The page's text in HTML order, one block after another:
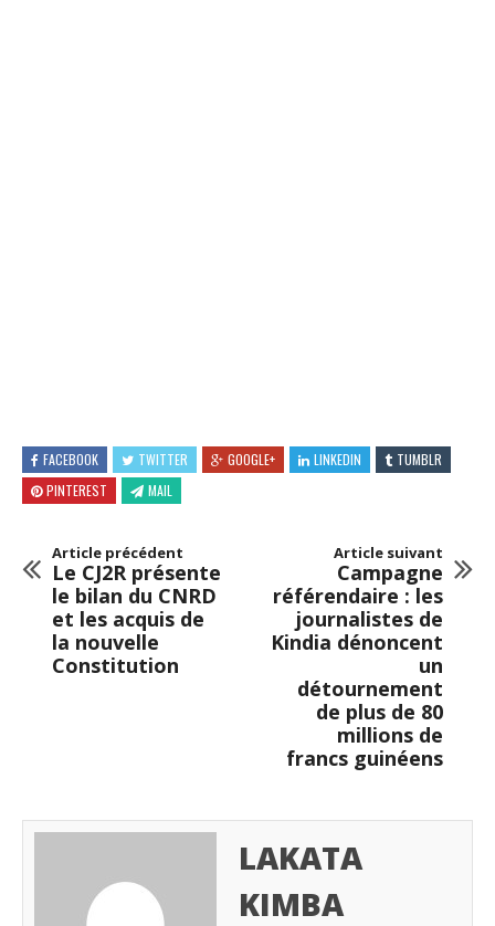
FACEBOOK TWITTER GOOGLE+ LINKEDIN
TUMBLR
PINTEREST
MAIL
Article précédent
Le CJ2R présente
le bilan du CNRD
et les acquis de
la nouvelle
Constitution
Article suivant
Campagne
référendaire : les
journalistes de
Kindia dénoncent
un
détournement
de plus de 80
millions de
francs guinéens
LAKATA
KIMBA